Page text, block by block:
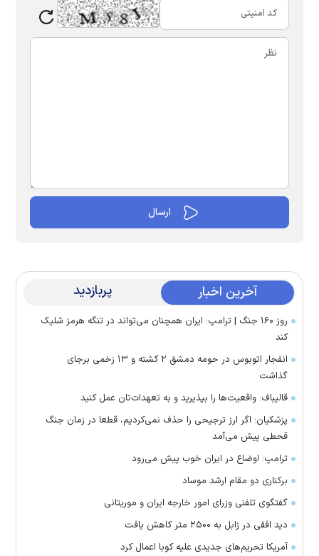
آخرین اخبار پربازدید
روز ۱۶۰ جنگ | ترامپ: ایران همچنان می‌تواند در تنگه هرمز شلیک
کند
انفجار اتوبوس در حومه دمشق ۲ کشته و ۱۳ زخمی برجای
گذاشت
قالیباف: واقعیت‌ها را بپذیرید و به تعهدات‌تان عمل کنید
پزشکیان: اگر ارز ترجیحی را حذف نمی‌کردیم، قطعا در زمان جنگ
قحطی پیش می‌آمد
ترامپ: اوضاع در ایران خوب پیش می‌رود
برکناری دو مقام ارشد موساد
گفتگوی تلفنی وزرای امور خارجه ایران و موریتانی
دید افقی در زابل به ۲۵۰۰ متر کاهش یافت
آمریکا تحریم‌های جدیدی علیه کوبا اعمال کرد